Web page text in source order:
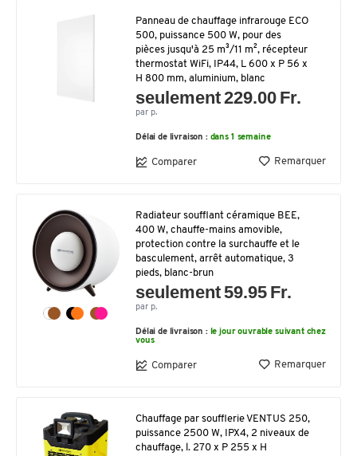
Panneau de chauffage infrarouge ECO
500, puissance 500 W, pour des
pièces jusqu'à 25 m³/11 m², récepteur
thermostat WiFi, IP44, L 600 x P 56 x
H 800 mm, aluminium, blanc
seulement 229.00 Fr.
par p.
Délai de livraison : dans 1 semaine
Comparer Remarquer
Radiateur soufflant céramique BEE,
400 W, chauffe-mains amovible,
protection contre la surchauffe et le
basculement, arrêt automatique, 3
pieds, blanc-brun
seulement 59.95 Fr.
par p.
Délai de livraison : le jour ouvrable suivant chez
vous
Comparer Remarquer
Chauffage par soufflerie VENTUS 250,
puissance 2500 W, IPX4, 2 niveaux de
chauffage, l. 270 x P 255 x H